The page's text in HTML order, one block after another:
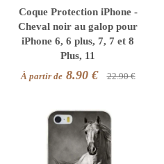
Coque Protection iPhone -
Cheval noir au galop pour
iPhone 6, 6 plus, 7, 7 et 8
Plus, 11
À partir de8.90 € 22.90 €